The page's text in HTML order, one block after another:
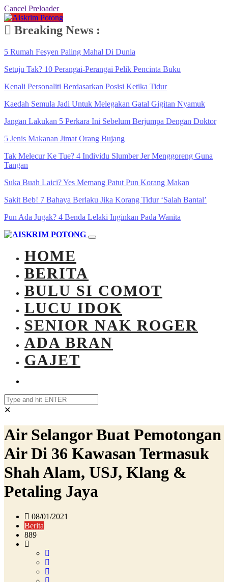
Cancel Preloader
Breaking News :
5 Rumah Fesyen Paling Mahal Di Dunia
Setuju Tak? 10 Perangai-Perangai Pelik Pencinta Buku
Kenali Personaliti Berdasarkan Posisi Ketika Tidur
Kaedah Semula Jadi Untuk Melegakan Gatal Gigitan Nyamuk
Jangan Lakukan 5 Perkara Ini Sebelum Berjumpa Dengan Doktor
5 Jenis Makanan Jimat Orang Bujang
Tak Melecur Ke Tue? 4 Individu Slumber Jer Menggoreng Guna
Tangan
Suka Buah Laici? Yes Memang Patut Pun Korang Makan
Sakit Beb! 7 Bahaya Berlaku Jika Korang Tidur ‘Salah Bantal’
Pun Ada Jugak? 4 Benda Lelaki Inginkan Pada Wanita
HOME
BERITA
BULU SI COMOT
LUCU IDOK
SENIOR NAK ROGER
ADA BRAN
GAJET
✕
Air Selangor Buat Pemotongan
Air Di 36 Kawasan Termasuk
Shah Alam, USJ, Klang &
Petaling Jaya
08/01/2021
Berita
889